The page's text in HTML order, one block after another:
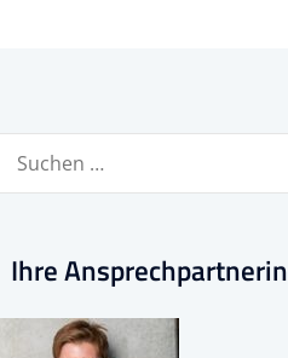
Suchen
Ihre Ansprechpartnerin